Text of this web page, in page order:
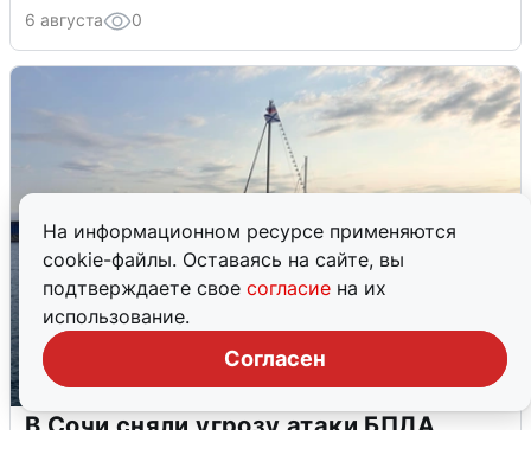
На информационном ресурсе применяются
cookie-файлы. Оставаясь на сайте, вы
подтверждаете свое согласие на их
использование.
Согласен
6 августа 0
В Сочи сняли угрозу атаки БПЛА,